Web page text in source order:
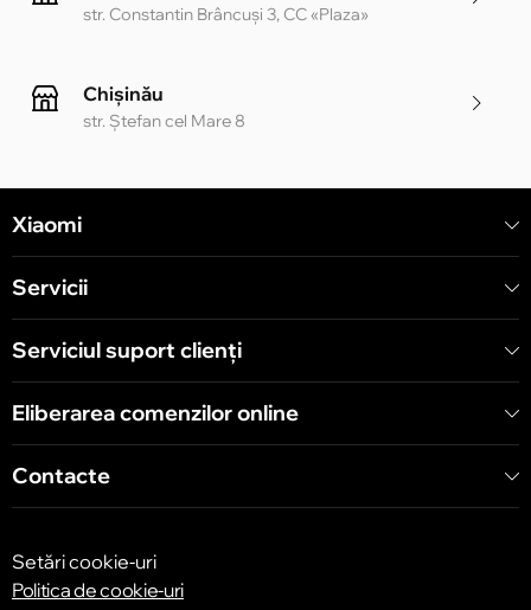
str. Constantin Brâncuși 3, CC «Plaza»
Chișinău
str. Ștefan cel Mare 8
Chișinău
str. Arborilor 21, CC «Shopping MallDova»
Xiaomi
Servicii
Serviciul suport clienţi
Eliberarea comenzilor online
Contacte
Setări cookie-uri
Politica de cookie-uri